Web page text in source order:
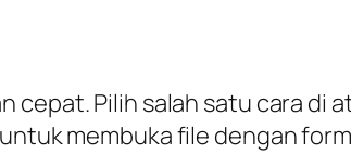
cepat. Pilih salah satu cara di
membuka file dengan